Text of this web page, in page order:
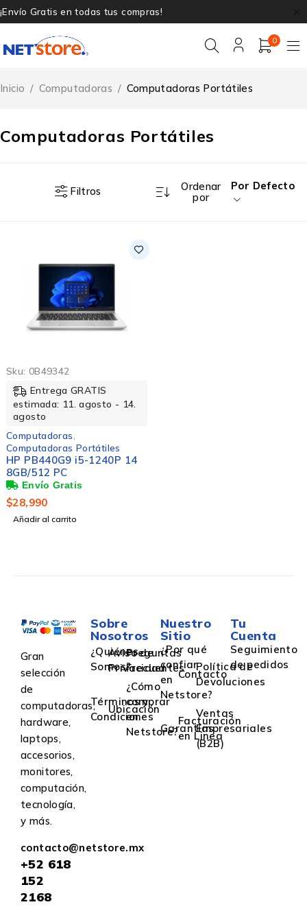
¡Envío Gratis en todas tus compras!
0
Computadoras Portátiles
Inicio / Computadoras / Computadoras Portátiles
Filtros
Ordenar
por
Por Defecto
Sku: 0B49342
Entrega GRATIS
estimada: 11. agosto - 14.
agosto
Computadoras
Computadoras Portátiles
HP PB440G9 i5-1240P 14
8GB/512 PC
$28,990
Añadir al carrito
Gran
selección
de
computadoras,
hardware,
laptops,
accesorios,
monitores,
computación,
tecnología,
y más.
contacto@netstore.mx
+52 618
152
2168
Sobre
Nosotros
¿Quiénes
Somos?
Aviso de
Privacidad
Preguntas
Frecuentes
Términos y
Condiciones
Ubicación
¿Cómo
comprar
en
Netstore?
Nuestro
Sitio
¿Por qué
confiar
en
Netstore?
Contacto
Política de
Devoluciones
Garantías
Facturación
en Linea
Ventas
Empresariales
(B2B)
Tu
Cuenta
Seguimiento
de pedidos